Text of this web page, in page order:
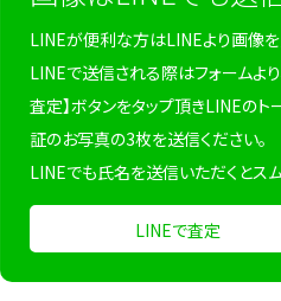
LINEが便利な方はLINEより画像を
LINEで送信される際はフォームより
査定】ボタンをタップ頂きLINEの
証のお写真の3枚を送信ください。
LINEでも氏名を送信いただくとス
LINEで査定